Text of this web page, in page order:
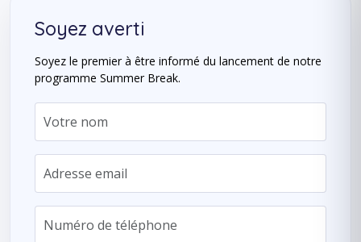
Soyez averti
Soyez le premier à être informé du lancement de notre
programme Summer Break.